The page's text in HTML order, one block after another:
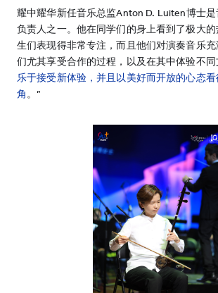
耀中耀华新任音乐总监Anton D. Luiten博士
负责人之一。他在同学们的身上看到了极大
生们表现得非常专注，而且他们对演奏音乐
们尤其享受合作的过程，以及在其中体验不同
乐于接受新体验，并且以美好而开放的心态
角。”